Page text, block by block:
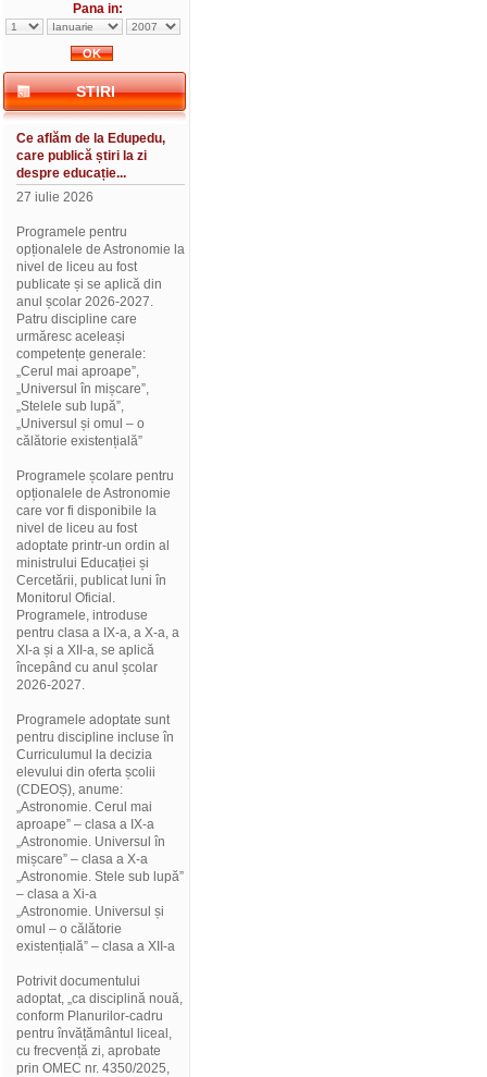
Pana in:
STIRI
Ce aflăm de la Edupedu,
care publică știri la zi
despre educație...
27 iulie 2026
Programele pentru
opționalele de Astronomie la
nivel de liceu au fost
publicate și se aplică din
anul școlar 2026-2027.
Patru discipline care
urmăresc aceleași
competențe generale:
„Cerul mai aproape”,
„Universul în mișcare”,
„Stelele sub lupă”,
„Universul și omul – o
călătorie existențială”
Programele școlare pentru
opționalele de Astronomie
care vor fi disponibile la
nivel de liceu au fost
adoptate printr-un ordin al
ministrului Educației și
Cercetării, publicat luni în
Monitorul Oficial.
Programele, introduse
pentru clasa a IX-a, a X-a, a
XI-a și a XII-a, se aplică
începând cu anul școlar
2026-2027.
Programele adoptate sunt
pentru discipline incluse în
Curriculumul la decizia
elevului din oferta școlii
(CDEOȘ), anume:
„Astronomie. Cerul mai
aproape” – clasa a IX-a
„Astronomie. Universul în
mișcare” – clasa a X-a
„Astronomie. Stele sub lupă”
– clasa a Xi-a
„Astronomie. Universul și
omul – o călătorie
existențială” – clasa a XII-a
Potrivit documentului
adoptat, „ca disciplină nouă,
conform Planurilor-cadru
pentru învățământul liceal,
cu frecvență zi, aprobate
prin OMEC nr. 4350/2025,